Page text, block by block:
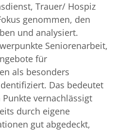
Trauer/ Hospiz
genommen, den
und analysiert.
Seniorenarbeit,
für
als besonders
Das bedeutet
vernachlässigt
durch eigene
gut abgedeckt,